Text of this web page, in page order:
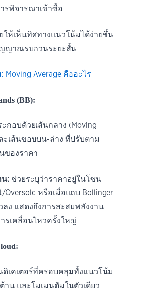
รพิจารณาเข้าซื้อ
ให้เห็นทิศทางแนวโน้มได้ง่ายขึ้น
ญาณรบกวนระยะสั้น
Moving Average คืออะไร
(BB):
ะกอบด้วยเส้นกลาง (Moving
ะเส้นขอบบน-ล่าง ที่ปรับตาม
ของราคา
น: ช่วยระบุว่าราคาอยู่ในโซน
Oversold หรือเมื่อแถบ Bollinger
ลง แสดงถึงการสะสมพลังงาน
รเคลื่อนไหวครั้งใหญ่
ดิเคเตอร์ที่ครอบคลุมทั้งแนวโน้ม
าน และโมเมนตัมในตัวเดียว